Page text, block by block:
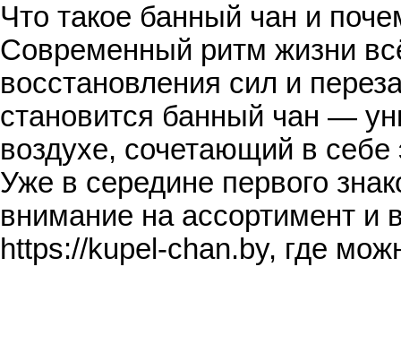
Что такое банный чан и
Современный ритм жизни
восстановления сил и
становится банный чан —
воздухе, сочетающий в
Уже в середине первого
внимание на ассортимент и
https://kupel-chan.by, где